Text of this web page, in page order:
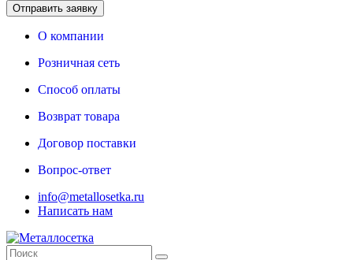
Отправить заявку
О компании
Розничная сеть
Способ оплаты
Возврат товара
Договор поставки
Вопрос-ответ
info@metallosetka.ru
Написать нам